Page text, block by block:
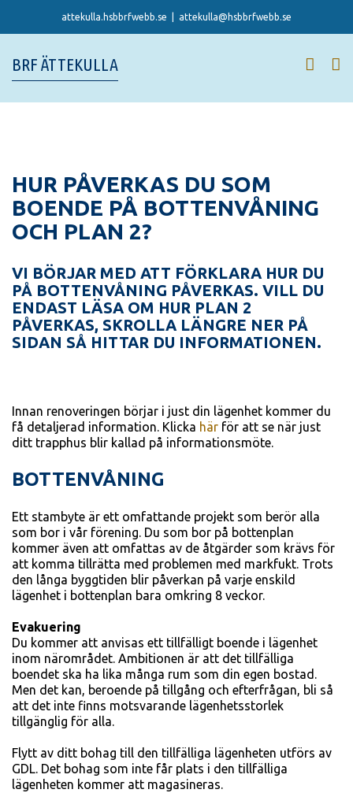
content
attekulla.hsbbrfwebb.se attekulla@hsbbrfwebb.se
BRF ÄTTEKULLA
HUR PÅVERKAS DU SOM
BOENDE PÅ BOTTENVÅNING
OCH PLAN 2?
VI BÖRJAR MED ATT FÖRKLARA HUR DU
PÅ BOTTENVÅNING PÅVERKAS. VILL DU
ENDAST LÄSA OM HUR PLAN 2
PÅVERKAS, SKROLLA LÄNGRE NER PÅ
SIDAN SÅ HITTAR DU INFORMATIONEN.
Innan renoveringen börjar i just din lägenhet kommer du
få detaljerad information. Klicka här för att se när just
ditt trapphus blir kallad på informationsmöte.
BOTTENVÅNING
Ett stambyte är ett omfattande projekt som berör alla
som bor i vår förening. Du som bor på bottenplan
kommer även att omfattas av de åtgärder som krävs för
att komma tillrätta med problemen med markfukt. Trots
den långa byggtiden blir påverkan på varje enskild
lägenhet i bottenplan bara omkring 8 veckor.
Evakuering
Du kommer att anvisas ett tillfälligt boende i lägenhet
inom närområdet. Ambitionen är att det tillfälliga
boendet ska ha lika många rum som din egen bostad.
Men det kan, beroende på tillgång och efterfrågan, bli så
att det inte finns motsvarande lägenhetsstorlek
tillgänglig för alla.
Flytt av ditt bohag till den tillfälliga lägenheten utförs av
GDL. Det bohag som inte får plats i den tillfälliga
lägenheten kommer att magasineras.